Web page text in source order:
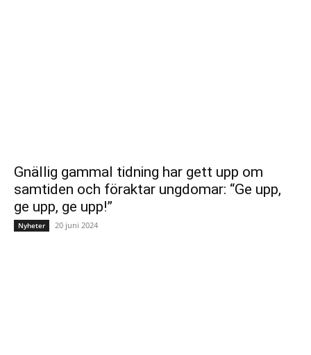
Gnällig gammal tidning har gett upp om
samtiden och föraktar ungdomar: “Ge upp,
ge upp, ge upp!”
Nyheter 20 juni 2024